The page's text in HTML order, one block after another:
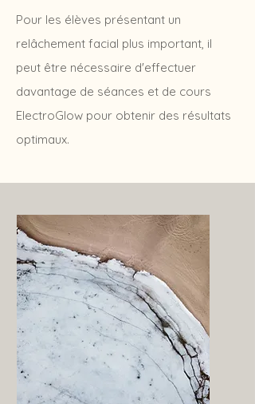
Pour les élèves présentant un
relâchement facial plus important, il
peut être nécessaire d'effectuer
davantage de séances et de cours
ElectroGlow pour obtenir des résultats
optimaux.